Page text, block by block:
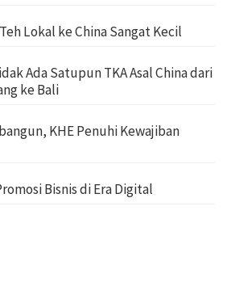
Lokal ke China Sangat Kecil
Ada Satupun TKA Asal China dari
ke Bali
KHE Penuhi Kewajiban
Bisnis di Era Digital